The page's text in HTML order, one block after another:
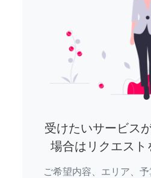
受けたいサービス
場合はリクエスト
ご希望内容、エリア、